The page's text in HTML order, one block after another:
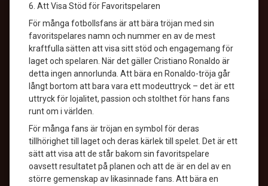
6. Att Visa Stöd för Favoritspelaren
För många fotbollsfans är att bära tröjan med sin
favoritspelares namn och nummer en av de mest
kraftfulla sätten att visa sitt stöd och engagemang för
laget och spelaren. När det gäller Cristiano Ronaldo är
detta ingen annorlunda. Att bära en Ronaldo-tröja går
långt bortom att bara vara ett modeuttryck – det är ett
uttryck för lojalitet, passion och stolthet för hans fans
runt om i världen.
För många fans är tröjan en symbol för deras
tillhörighet till laget och deras kärlek till spelet. Det är ett
sätt att visa att de står bakom sin favoritspelare
oavsett resultatet på planen och att de är en del av en
större gemenskap av likasinnade fans. Att bära en